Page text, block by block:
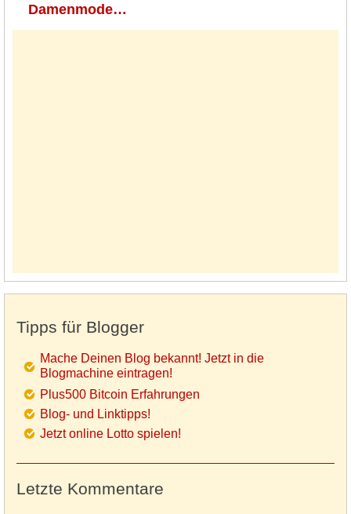
Damenmode…
Tipps für Blogger
Mache Deinen Blog bekannt! Jetzt in die
Blogmachine eintragen!
Plus500 Bitcoin Erfahrungen
Blog- und Linktipps!
Jetzt online Lotto spielen!
Letzte Kommentare